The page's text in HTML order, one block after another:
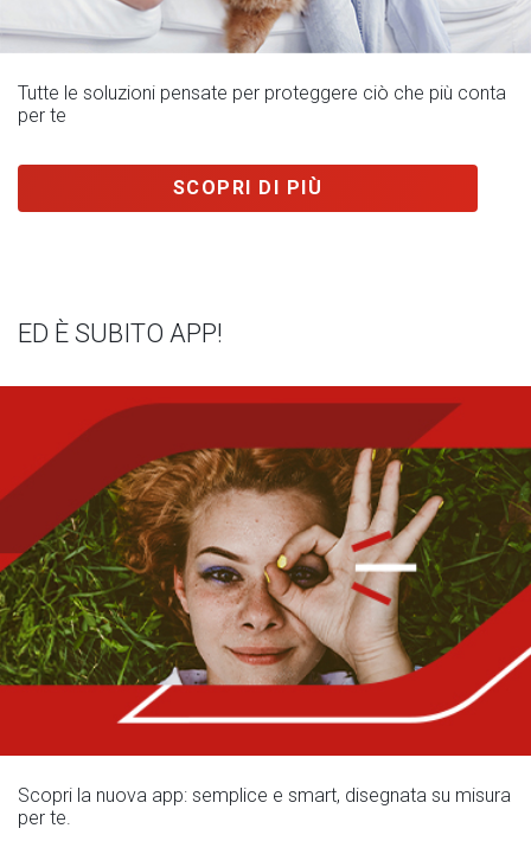
Tutte le soluzioni pensate per proteggere ciò che più conta
per te
SCOPRI DI PIÙ
ED È SUBITO APP!
Scopri la nuova app: semplice e smart, disegnata su misura
per te.